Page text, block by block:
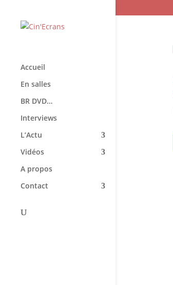
Accueil
En salles
BR DVD…
Interviews
L’Actu
Vidéos
A propos
Contact